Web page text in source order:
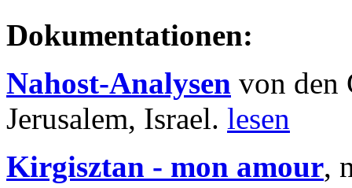
Dokumentationen:
Nahost-Analysen von den
Jerusalem, Israel. lesen
Kirgisztan - mon amour,